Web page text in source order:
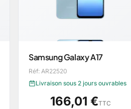
Samsung Galaxy A17
Réf: AR22520
Livraison sous 2 jours ouvrables
166,01 €TTC